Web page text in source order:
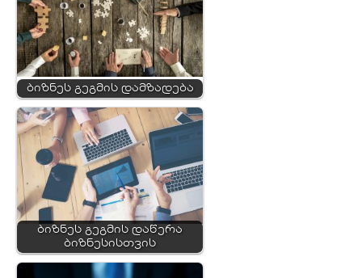
ბიზნეს გეგმის დამზადება
ბიზნეს გეგმის დაწერა
ბიზნესისთვის